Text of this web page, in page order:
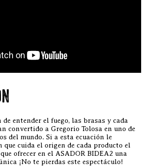
entender el fuego, las brasas y cada
convertido a Gregorio Tolosa en uno de
del mundo. Si a esta ecuación le
que cuida el origen de cada producto el
ofrecer en el ASADOR BIDEA2 una
¡No te pierdas este espectáculo!